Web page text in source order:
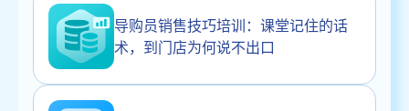
导购员销售技巧培训：课堂记住的话
术，到门店为何说不出口